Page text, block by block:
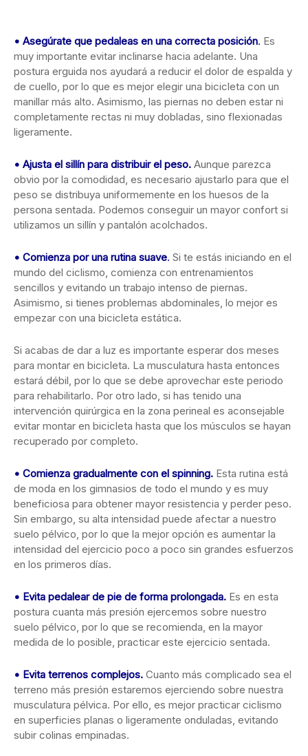
• Asegúrate que pedaleas en una correcta posición. Es
muy importante evitar inclinarse hacia adelante. Una
postura erguida nos ayudará a reducir el dolor de espalda y
de cuello, por lo que es mejor elegir una bicicleta con un
manillar más alto. Asimismo, las piernas no deben estar ni
completamente rectas ni muy dobladas, sino flexionadas
ligeramente.
• Ajusta el sillín para distribuir el peso. Aunque parezca
obvio por la comodidad, es necesario ajustarlo para que el
peso se distribuya uniformemente en los huesos de la
persona sentada. Podemos conseguir un mayor confort si
utilizamos un sillín y pantalón acolchados.
• Comienza por una rutina suave. Si te estás iniciando en el
mundo del ciclismo, comienza con entrenamientos
sencillos y evitando un trabajo intenso de piernas.
Asimismo, si tienes problemas abdominales, lo mejor es
empezar con una bicicleta estática.
Si acabas de dar a luz es importante esperar dos meses
para montar en bicicleta. La musculatura hasta entonces
estará débil, por lo que se debe aprovechar este periodo
para rehabilitarlo. Por otro lado, si has tenido una
intervención quirúrgica en la zona perineal es aconsejable
evitar montar en bicicleta hasta que los músculos se hayan
recuperado por completo.
• Comienza gradualmente con el spinning. Esta rutina está
de moda en los gimnasios de todo el mundo y es muy
beneficiosa para obtener mayor resistencia y perder peso.
Sin embargo, su alta intensidad puede afectar a nuestro
suelo pélvico, por lo que la mejor opción es aumentar la
intensidad del ejercicio poco a poco sin grandes esfuerzos
en los primeros días.
• Evita pedalear de pie de forma prolongada. Es en esta
postura cuanta más presión ejercemos sobre nuestro
suelo pélvico, por lo que se recomienda, en la mayor
medida de lo posible, practicar este ejercicio sentada.
• Evita terrenos complejos. Cuanto más complicado sea el
terreno más presión estaremos ejerciendo sobre nuestra
musculatura pélvica. Por ello, es mejor practicar ciclismo
en superficies planas o ligeramente onduladas, evitando
subir colinas empinadas.